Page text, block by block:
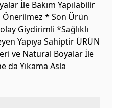
İle Bakım Yapılabilir
Önerilmez * Son Ürün
Giydirimli *Sağlıklı
Yapıya Sahiptir ÜRÜN
ve Natural Boyalar İle
da Yıkama Asla